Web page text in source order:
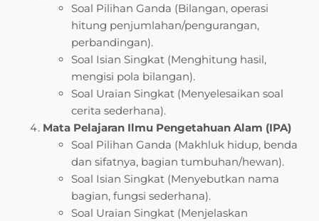
Soal Pilihan Ganda (Bilangan, operasi
hitung penjumlahan/pengurangan,
perbandingan).
Soal Isian Singkat (Menghitung hasil,
mengisi pola bilangan).
Soal Uraian Singkat (Menyelesaikan soal
cerita sederhana).
Mata Pelajaran Ilmu Pengetahuan Alam (IPA)
Soal Pilihan Ganda (Makhluk hidup, benda
dan sifatnya, bagian tumbuhan/hewan).
Soal Isian Singkat (Menyebutkan nama
bagian, fungsi sederhana).
Soal Uraian Singkat (Menjelaskan